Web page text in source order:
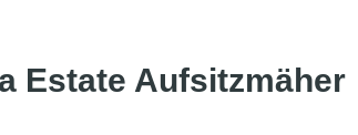
Estate Aufsitzmäher